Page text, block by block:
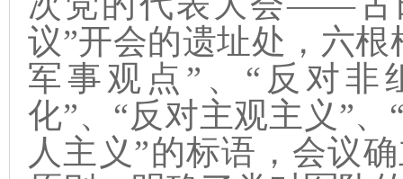
议”开会的遗址处，六
军事观点”、“反对非
化”、“反对主观主义”
人主义”的标语，会议